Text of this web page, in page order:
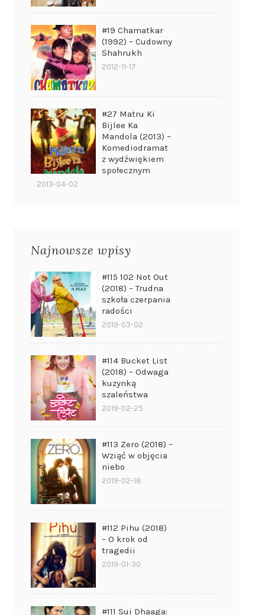
#19 Chamatkar
(1992) – Cudowny
Shahrukh
2012-11-17
#27 Matru Ki
Bijlee Ka
Mandola (2013) –
Komediodramat
z wydźwiękiem
społecznym
2013-04-02
Najnowsze wpisy
#115 102 Not Out
(2018) – Trudna
szkoła czerpania
radości
2019-03-02
#114 Bucket List
(2018) – Odwaga
kuzynką
szaleństwa
2019-02-25
#113 Zero (2018) –
Wziąć w objęcia
niebo
2019-02-18
#112 Pihu (2018)
– O krok od
tragedii
2019-01-30
#111 Sui Dhaaga: